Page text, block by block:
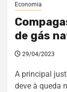
Economia
de gás
29/04/2023
A principal
deve à queda